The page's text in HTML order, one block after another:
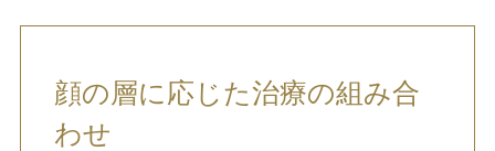
顔の層に応じた治療の組み合
わせ